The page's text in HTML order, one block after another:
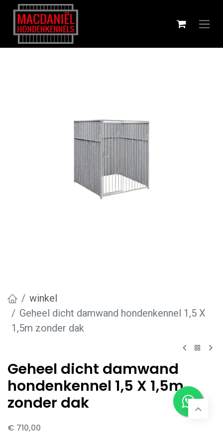
winkel
Geheel dicht damwand hondenkennel 1,5 X
1,5m zonder dak
Geheel dicht damwand
hondenkennel 1,5 X 1,5m
zonder dak
€ 710,00